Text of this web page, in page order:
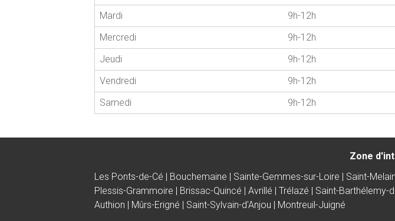
Mardi
9h-12h
Mercredi
9h-12h
Jeudi
9h-12h
Vendredi
9h-12h
Samedi
9h-12h
Zone
Les Ponts-de-Cé | Bouchemaine | Sainte-Gemmes-sur-Loire | Saint-
Plessis-Grammoire | Brissac-Quincé | Avrillé | Trélazé | Saint-
Authion | Mûrs-Erigné | Saint-Sylvain-d'Anjou | Montreuil-Juigné